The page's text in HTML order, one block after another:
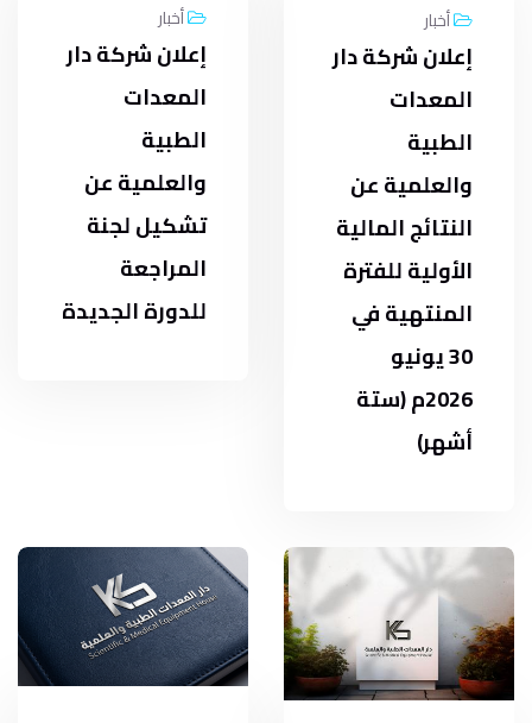
أخبار
إعلان شركة دار
المعدات
الطبية
والعلمية عن
النتائج المالية
الأولية للفترة
المنتهية في
30 يونيو
2026م (ستة
أشهر)
أخبار
إعلان شركة دار
المعدات
الطبية
والعلمية عن
تشكيل لجنة
المراجعة
للدورة الجديدة